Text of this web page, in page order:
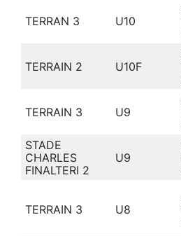
TERRAN 3 U10
TERRAIN 2 U10F
TERRAIN 3 U9
STADE
CHARLES
FINALTERI 2
U9
TERRAIN 3 U8